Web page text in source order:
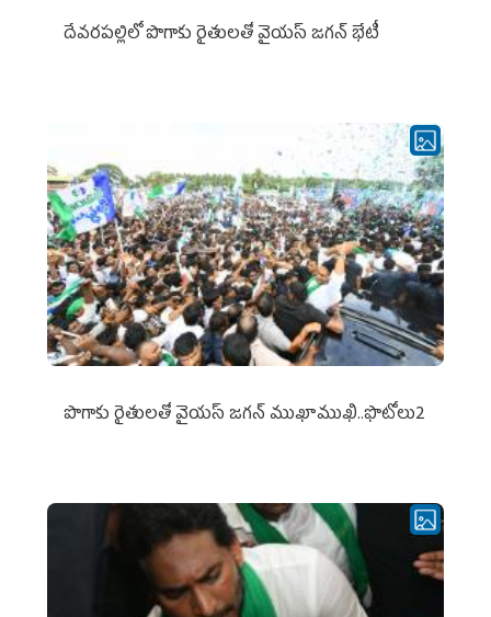
దేవరపల్లిలో పొగాకు రైతులతో వైయస్ జగన్ భేటీ
పొగాకు రైతుల‌తో వైయ‌స్ జ‌గ‌న్ ముఖాముఖి..ఫొటోలు2